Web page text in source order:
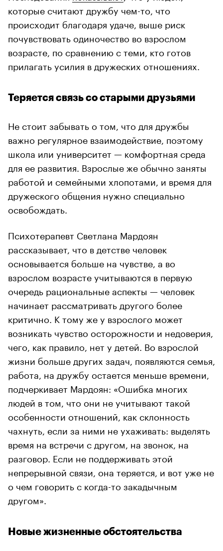
которые считают дружбу чем-то, что
происходит благодаря удаче, выше риск
почувствовать одиночество во взрослом
возрасте, по сравнению с теми, кто готов
прилагать усилия в дружеских отношениях.
Теряется связь со старыми друзьями
Не стоит забывать о том, что для дружбы
важно регулярное взаимодействие, поэтому
школа или университет — комфортная среда
для ее развития. Взрослые же обычно заняты
работой и семейными хлопотами, и время для
дружеского общения нужно специально
освобождать.
Психотерапевт Светлана Мардоян
рассказывает, что в детстве человек
основывается больше на чувстве, а во
взрослом возрасте учитываются в первую
очередь рациональные аспекты — человек
начинает рассматривать другого более
критично. К тому же у взрослого может
возникать чувство осторожности и недоверия,
чего, как правило, нет у детей. Во взрослой
жизни больше других задач, появляются семья,
работа, на дружбу остается меньше времени,
подчеркивает Мардоян: «Ошибка многих
людей в том, что они не учитывают такой
особенности отношений, как склонность
чахнуть, если за ними не ухаживать: выделять
время на встречи с другом, на звонок, на
разговор. Если не поддерживать этой
непрерывной связи, она теряется, и вот уже не
о чем говорить с когда-то закадычным
другом».
Новые жизненные обстоятельства